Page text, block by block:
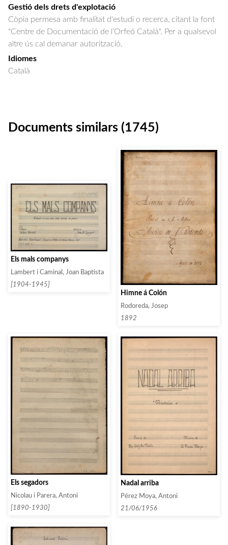
Gestió dels drets d'explotació
Còpia permesa amb finalitat d'estudi o recerca, citant la font
"Centre de Documentació de l’Orfeó Català". Per a qualsevol
altre ús cal demanar autorització.
Idiomes
Català
Documents similars (1745)
Els mals companys
Lambert i Caminal, Joan Baptista
[1904-1945]
Himne á Colón
Rodoreda, Josep
1892
Els segadors
Nicolau i Parera, Antoni
[1890-1930]
Nadal arriba
Pérez Moya, Antoni
21/06/1956